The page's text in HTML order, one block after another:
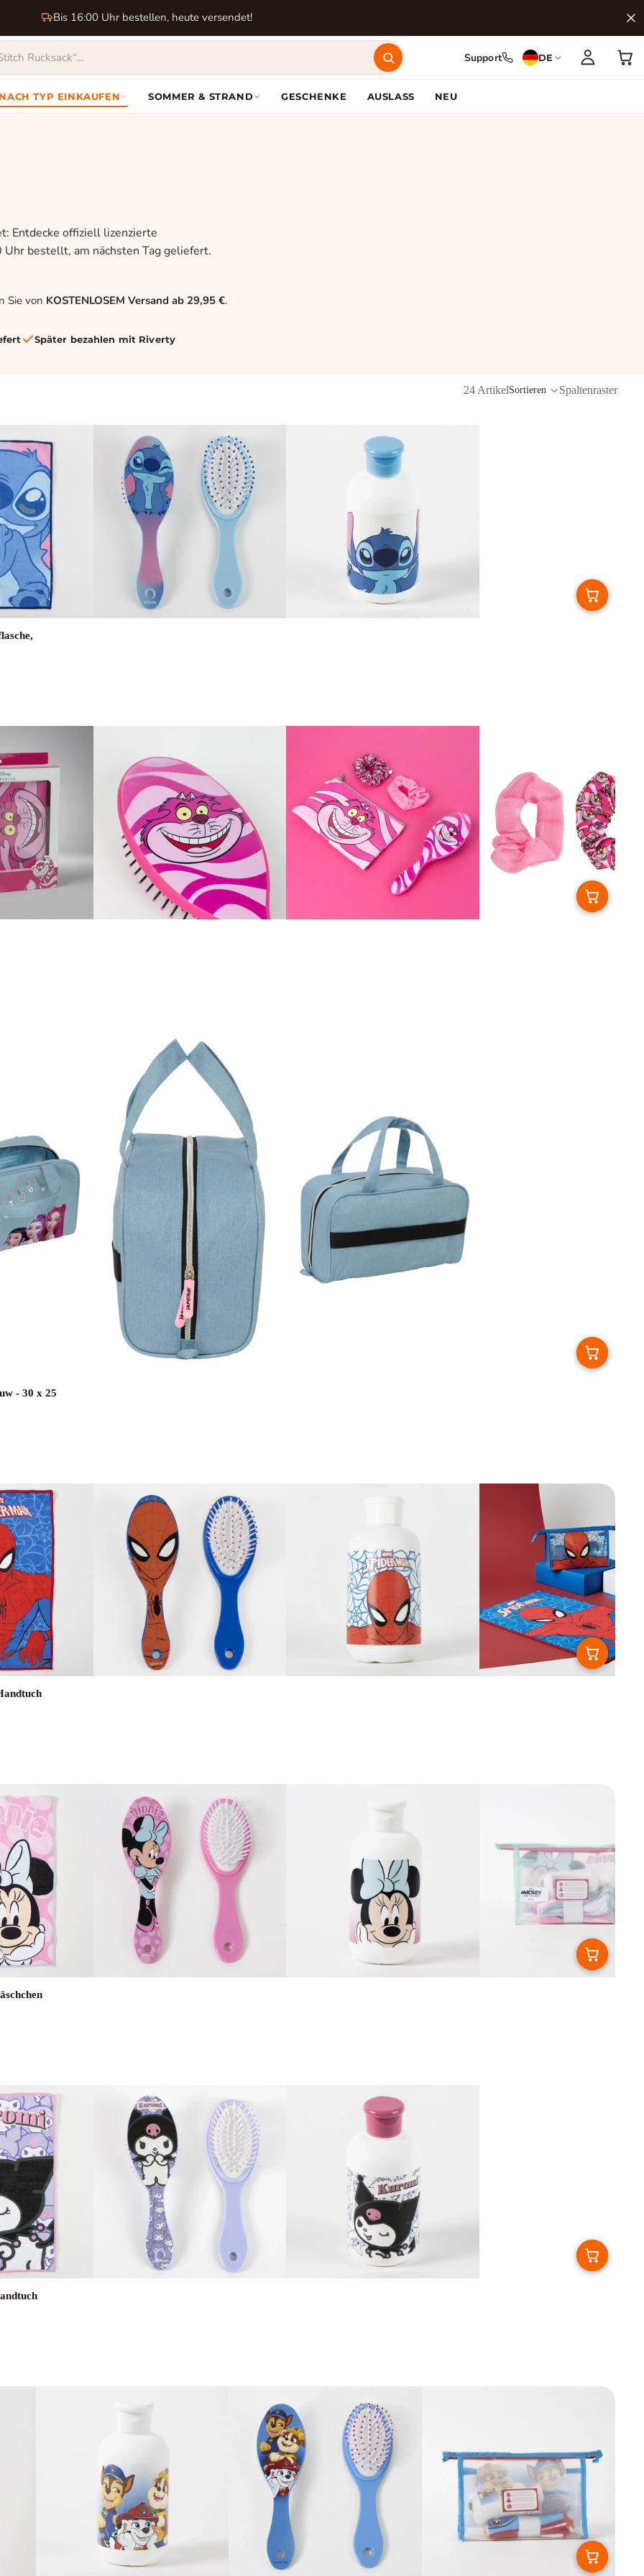
Bis 16:00 Uhr bestellen, heute versendet!
Support DE
NACH TYP EINKAUFEN SOMMER & STRAND GESCHENKE AUSLASS NEU
Entdecke offiziell lizenzierte
bestellt, am nächsten Tag geliefert.
Sie von KOSTENLOSEM Versand ab 29,95 €.
Später bezahlen mit Riverty
24 ArtikelSortieren Spaltenraster
- 30 x 25